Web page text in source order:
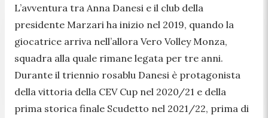
L’avventura tra Anna Danesi e il club della
presidente Marzari ha inizio nel 2019, quando la
giocatrice arriva nell’allora Vero Volley Monza,
squadra alla quale rimane legata per tre anni.
Durante il triennio rosablu Danesi è protagonista
della vittoria della CEV Cup nel 2020/21 e della
prima storica finale Scudetto nel 2021/22, prima di